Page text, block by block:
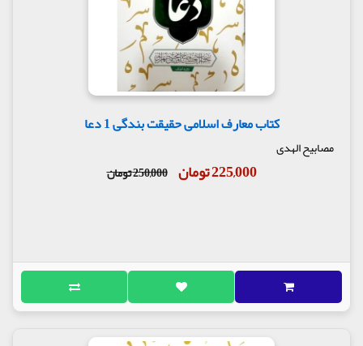
کتاب معارف اسلامی حقیقت بندگی 1 دعا
مصابیح الهدی
225,000 تومان 250,000 تومان